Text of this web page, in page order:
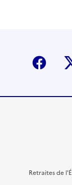
Retraites de